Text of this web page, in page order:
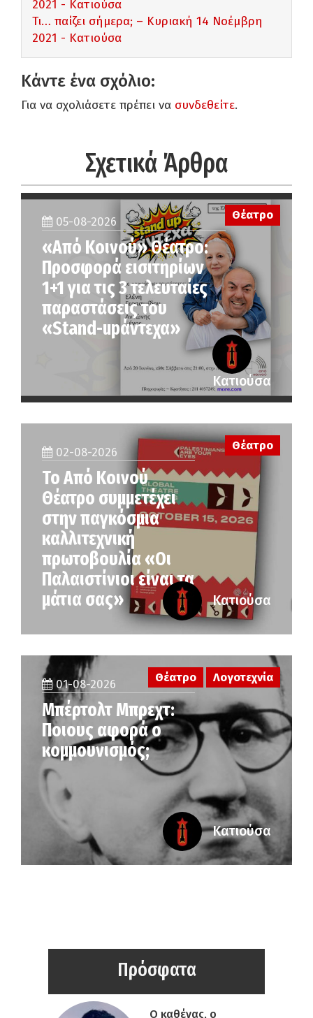
2021 - Κατιούσα
Τι… παίζει σήμερα; – Κυριακή 14 Νοέμβρη
2021 - Κατιούσα
Κάντε ένα σχόλιο:
Για να σχολιάσετε πρέπει να συνδεθείτε.
Σχετικά Άρθρα
Θέατρο
05-08-2026
«Από Κοινού» Θέατρο:
Προσφορά εισιτηρίων
1+1 για τις 3 τελευταίες
παραστάσεις του
«Stand-upάντεχα»
Κατιούσα
02-08-2026
Το Από Κοινού
Θέατρο συμμετέχει
στην παγκόσμια
καλλιτεχνική
πρωτοβουλία «Οι
Παλαιστίνιοι είναι τα
μάτια σας»
Θέατρο
Κατιούσα
01-08-2026
Μπέρτολτ Μπρεχτ:
Ποιους αφορά ο
κομμουνισμός;
Θέατρο Λογοτεχνία
Κατιούσα
Πρόσφατα
Ο καθένας, ο